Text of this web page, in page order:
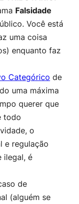
Falsidade
Você está
uma coisa
enquanto faz
Categórico de
uma máxima
querer que
todo
o
e regulação
ilegal, é
de
(alguém se